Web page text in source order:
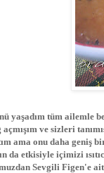
yaşadım tüm ailemle
ve sizleri
ama onu daha geniş
da etkisiyle içimizi
Sevgili Figen'e